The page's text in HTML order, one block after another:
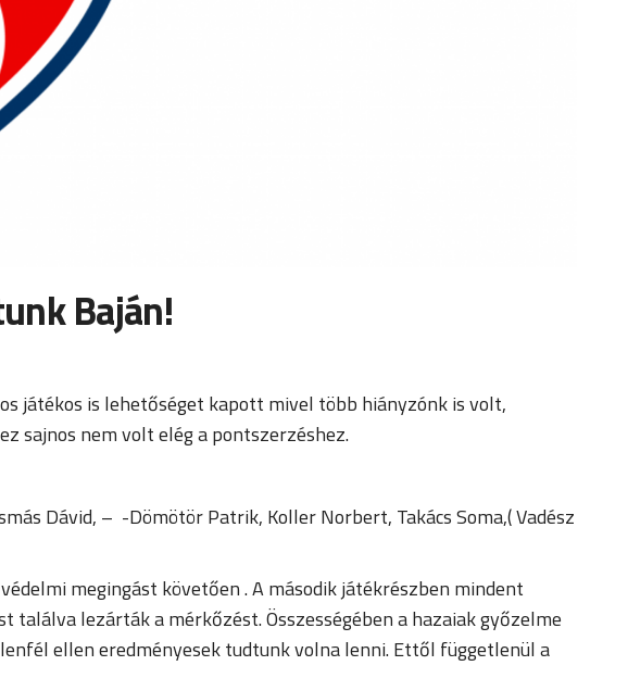
Baján!
játékos is lehetőséget kapott mivel több hiányzónk is volt,
sajnos nem volt elég a pontszerzéshez.
Dávid, – -Dömötör Patrik, Koller Norbert, Takács Soma,( Vadész
megingást követően . A második játékrészben mindent
lezárták a mérkőzést. Összességében a hazaiak győzelme
ellen eredményesek tudtunk volna lenni. Ettől függetlenül a